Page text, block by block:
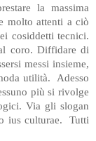
la massima
molto attenti a ciò
cosiddetti tecnici.
coro. Diffidare di
messi insieme,
utilità. Adesso
più si rivolge
Via gli slogan
ius culturae. Tutti